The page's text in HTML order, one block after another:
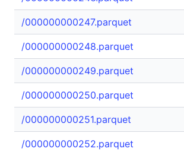
/000000000247.parquet
/000000000248.parquet
/000000000249.parquet
/000000000250.parquet
/000000000251.parquet
/000000000252.parquet